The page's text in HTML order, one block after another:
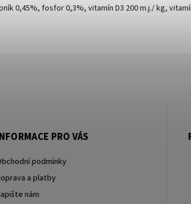
0,45%, fosfor 0,3%, vitamín D3 200 m.j./ kg,
PRO VÁS
podmínky
a platby
nám